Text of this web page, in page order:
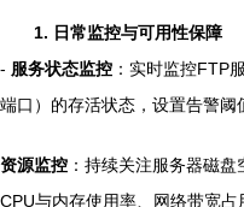
1. 日常监控与可用性保障
- 服务状态监控 ：实时监控FTP
端口）的存活状态，设置告警阈
资源监控 ：持续关注服务器磁
CPU与内存使用率、网络带宽占